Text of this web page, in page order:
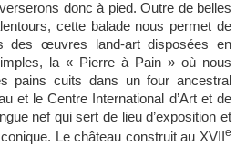
donc à pied. Outre de belles
cette balade nous permet de
des œuvres land-art disposées en
la « Pierre à Pain » où nous
pains cuits dans un four ancestral
et le Centre International d’Art et de
nef qui sert de lieu d’exposition et
Le château construit au XVII e